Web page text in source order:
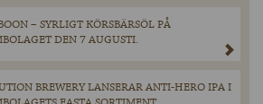
– SYRLIGT KÖRSBÄRSÖL PÅ
DEN 7 AUGUSTI.
BREWERY LANSERAR ANTI-HERO IPA I